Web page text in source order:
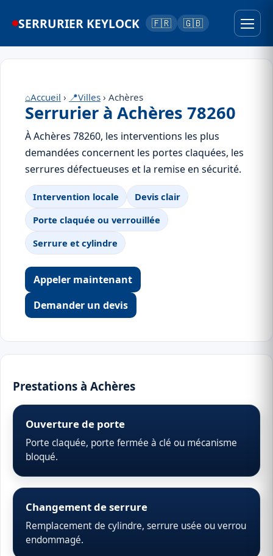
SERRURIER KEYLOCK 🇫🇷 🇬🇧
⌂Accueil › 📍Villes › Achères
Serrurier à Achères 78260
À Achères 78260, les interventions les plus
demandées concernent les portes claquées, les
serrures défectueuses et la remise en sécurité.
Intervention locale
Devis clair
Porte claquée ou verrouillée
Serrure et cylindre
Appeler maintenant
Demander un devis
Prestations à Achères
Ouverture de porte
Porte claquée, porte fermée à clé ou mécanisme
bloqué.
Changement de serrure
Remplacement de cylindre, serrure usée ou verrou
endommagé.